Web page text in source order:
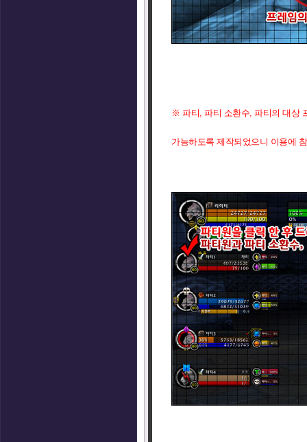
※ 파티, 파티 소환수, 파티의 대상
가능하도록 제작되었으니 이용에